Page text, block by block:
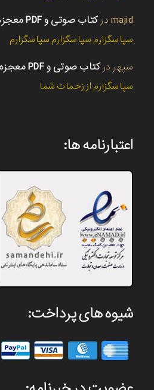
majid درکتاب صوتی و PDF معجزه شکرگزاری از راندا برن
سپاسگزارم سپاسگزارم سپاسگزارم
سپهر درکتاب صوتی و PDF معجزه شکرگزاری از راندا برن
سپاسگزارم از زحمات شما
اعتبارنامه ها:
شیوه های پرداخت: